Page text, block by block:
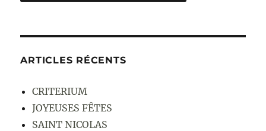
ARTICLES RÉCENTS
CRITERIUM
JOYEUSES FÊTES
SAINT NICOLAS